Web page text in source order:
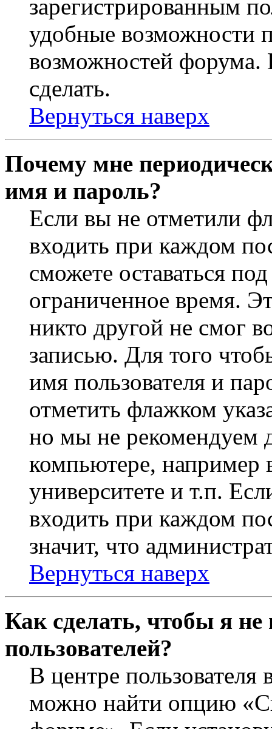
зарегистрированным
удобные возможности
возможностей
сделать.
Вернуться наверх
Почему мне
имя и пароль?
Если вы не отметили
входить при каждом
сможете оставаться
ограниченное время.
никто другой не смог
записью. Для того
имя пользователя и
отметить флажком
но мы не рекомендуем
компьютере, например
университете и т.п.
входить при каждом
значит, что
Вернуться наверх
Как сделать, чтобы я
пользователей?
В центре
можно найти опцию